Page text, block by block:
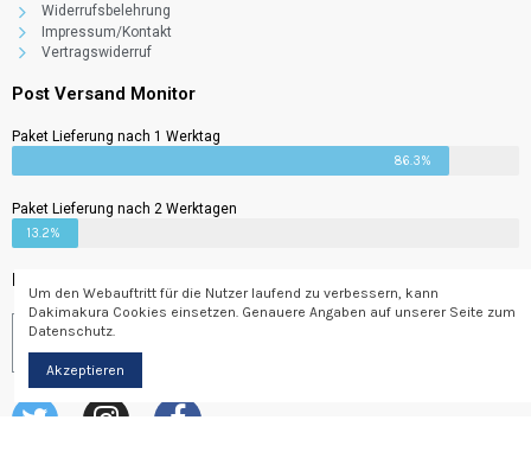
Surprise Box
3% 2,07 €
Widerrufsbelehrung
Impressum/Kontakt
Vertragswiderruf
Post Versand Monitor
Paket Lieferung nach 1 Werktag
86.3%
Paket Lieferung nach 2 Werktagen
13.2%
Um den Webauftritt für die Nutzer laufend zu verbessern, kann
Dakimakura Cookies einsetzen. Genauere Angaben auf unserer Seite zum
Datenschutz.
Akzeptieren